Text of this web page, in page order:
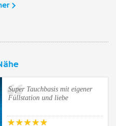
Super Tauchbasis mit eigener
Füllstation und liebe